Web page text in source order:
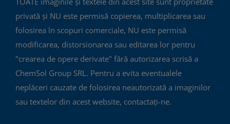
privată și NU este permisă copierea, multiplicarea sau
folosirea în scopuri comerciale, NU este permisă
modificarea, distorsionarea sau editarea lor pentru
"crearea de opere derivate" fără autorizarea scrisă a
ChemSol Group SRL. Pentru a evita eventualele
neplăceri cauzate de folosirea neautorizată a imaginilor
sau textelor din acest website, contactați-ne.